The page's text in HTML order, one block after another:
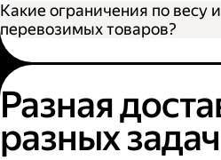
Какие ограничения по весу
перевозимых товаров?
Разная
разных задач